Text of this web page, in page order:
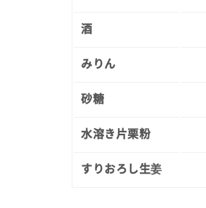
酒
みりん
砂糖
水溶き片栗粉
すりおろし生姜